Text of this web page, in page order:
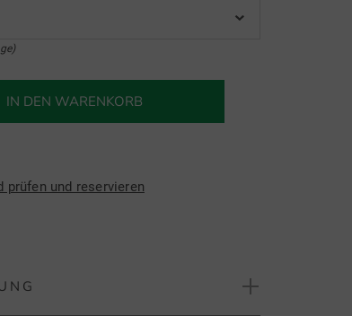
IN DEN WARENKORB
prüfen und reservieren